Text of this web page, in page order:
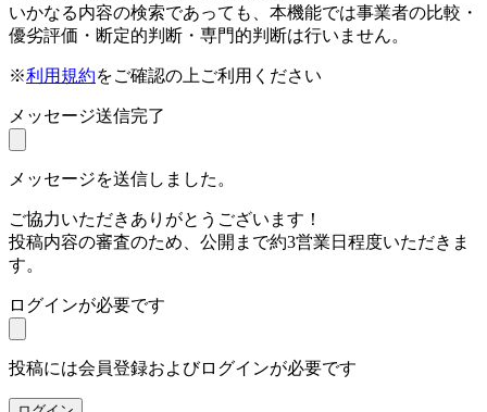
いかなる内容の検索であっても、本機能では事業者の比較・
優劣評価・断定的判断・専門的判断は行いません。
※利用規約をご確認の上ご利用ください
メッセージ送信完了
メッセージを送信しました。
ご協力いただきありがとうございます！
投稿内容の審査のため、公開まで約3営業日程度いただきま
す。
ログインが必要です
投稿には会員登録およびログインが必要です